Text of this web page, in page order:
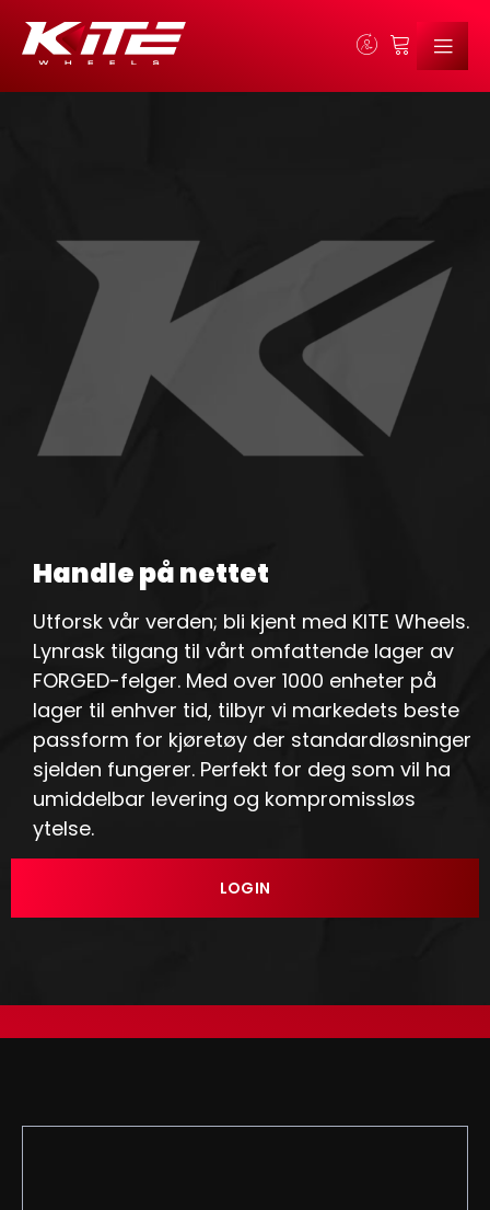
Handle på nettet
Utforsk vår verden; bli kjent med KITE Wheels.
Lynrask tilgang til vårt omfattende lager av
FORGED-felger. Med over 1000 enheter på
lager til enhver tid, tilbyr vi markedets beste
passform for kjøretøy der standardløsninger
sjelden fungerer. Perfekt for deg som vil ha
umiddelbar levering og kompromissløs
ytelse.
LOGIN